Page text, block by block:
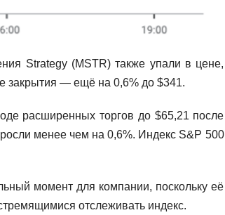
Strategy (MSTR) также упали в цене,
закрытия — ещё на 0,6% до $341.
расширенных торгов до $65,21 после
менее чем на 0,6%. Индекс S&P 500
момент для компании, поскольку её
отслеживать индекс.